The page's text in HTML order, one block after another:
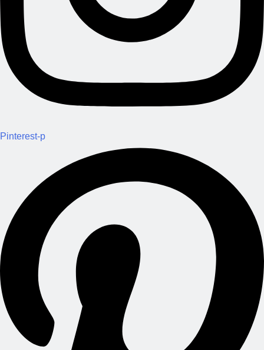
Pinterest-p